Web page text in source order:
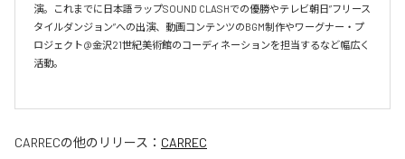
演。これまでに日本語ラップSOUND CLASHでの優勝やテレビ朝日”フリース
タイルダンジョン”への出演、動画コンテンツのBGM制作やワーグナー・プ
ロジェクト@金沢21世紀美術館のコーディネーションを担当するなど幅広く
活動。
CARRECの他のリリース： CARREC